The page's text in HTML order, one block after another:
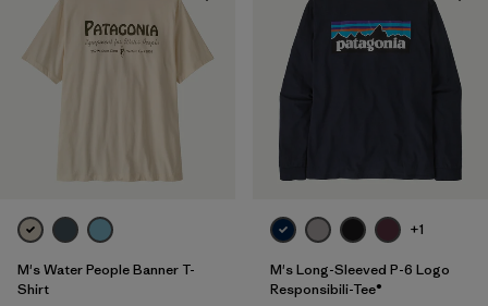
M's Water People Banner T-
Shirt
+1
M's Long-Sleeved P-6 Logo
Responsibili-Tee®